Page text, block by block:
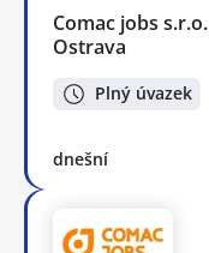
Comac jobs s.r.o.
Ostrava
Plný úvazek
dnešní